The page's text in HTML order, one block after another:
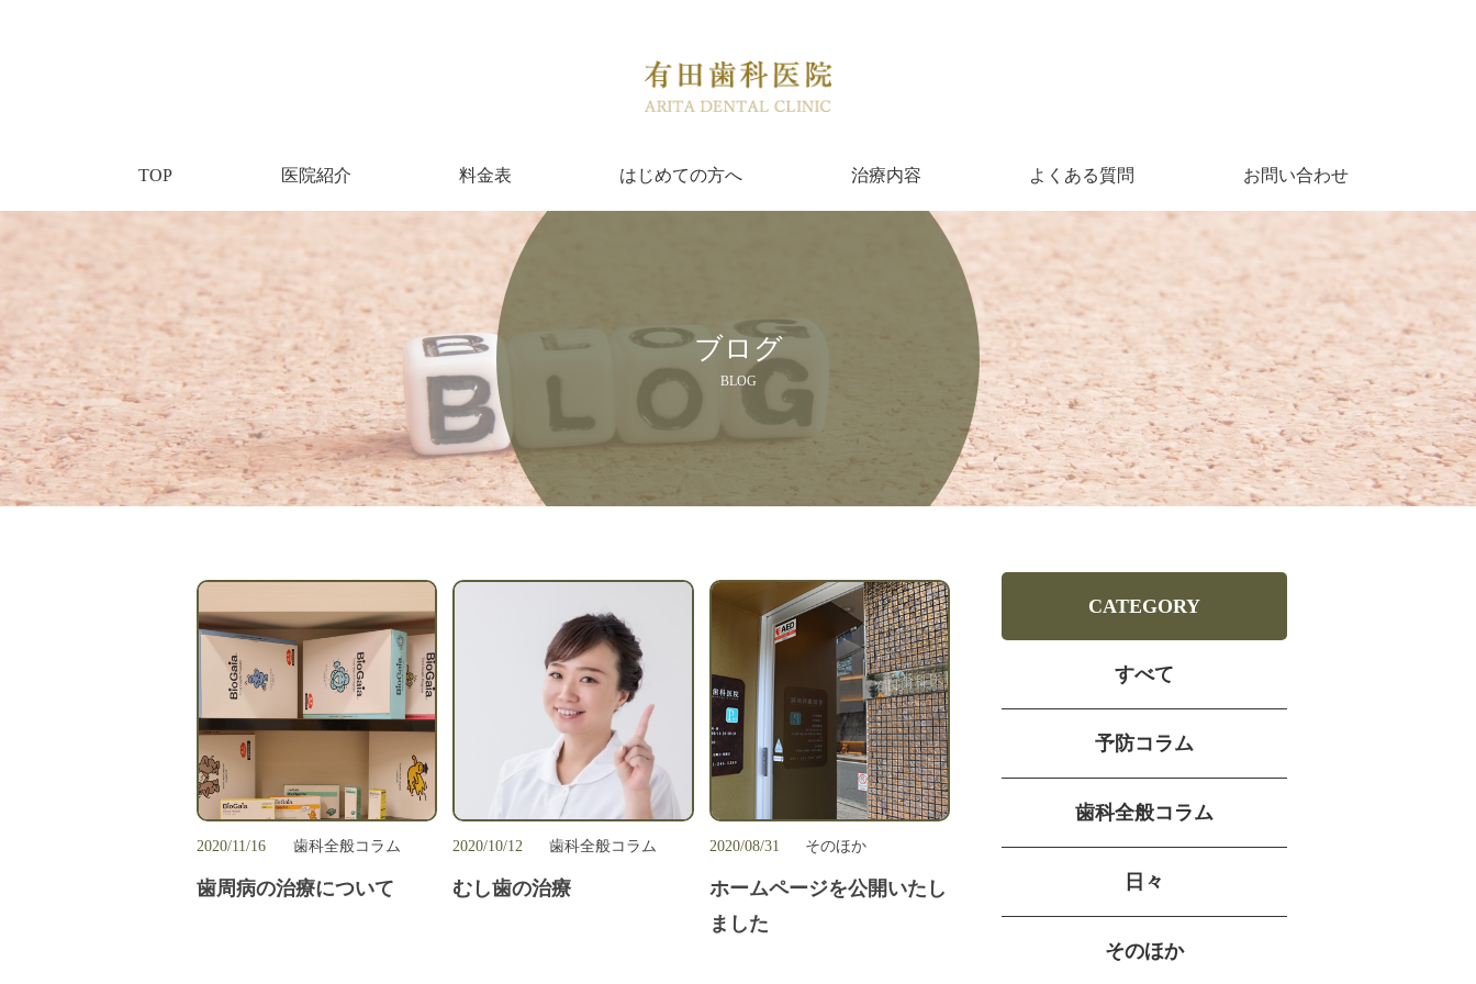
TOP 医院紹介 料金表 はじめての方へ 治療内容 よくある質問 お問い合わせ
ブログ
BLOG
2020/11/16 歯科全般コラム
歯周病の治療について
2020/10/12 歯科全般コラム
むし歯の治療
2020/08/31 そのほか
ホームページを公開いたし
ました
CATEGORY
すべて
予防コラム
歯科全般コラム
日々
そのほか